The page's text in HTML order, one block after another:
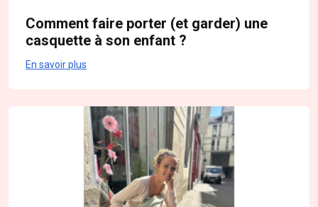
Comment faire porter (et garder) une
casquette à son enfant ?
En savoir plus